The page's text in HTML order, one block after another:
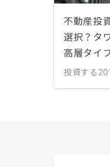
不動産投
選択？タ
高層タイ
投資する